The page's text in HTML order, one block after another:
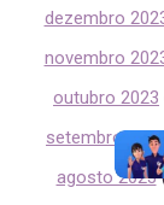
dezembro
novembro
outubro 2023
setembro 2023
agosto 2023